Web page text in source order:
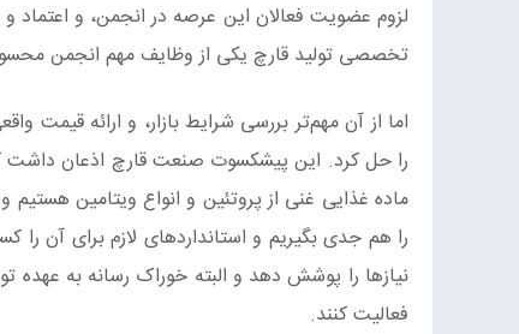
لزوم عضویت فعالان این عرصه در انجمن، و اعتماد
تخصصی تولید قارچ یکی از وظایف مهم انجمن
اما از آن مهم‌تر بررسی شرایط بازار، و ارائه
را حل کرد. این پیشکسوت صنعت قارچ اذعان داشت
ماده غذایی غنی از پروتئین و انواع ویتامین
را هم جدی بگیریم و استانداردهای لازم برای آن
نیازها را پوشش دهد و البته خوراک رسانه به عهده
فعالیت کنند.